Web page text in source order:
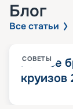
Блог
Все статьи
СОВЕТЫ
Раннее
круизов